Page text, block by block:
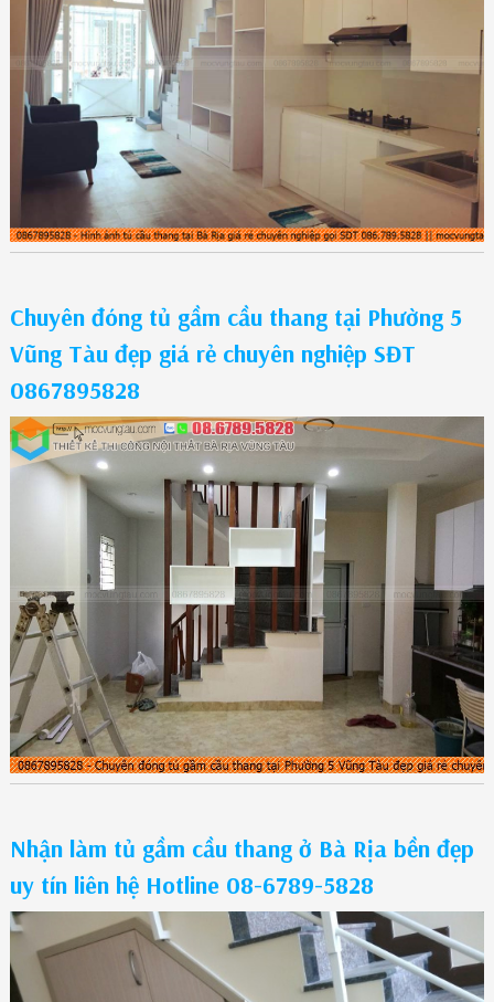
Chuyên đóng tủ gầm cầu thang tại Phường 5
Vũng Tàu đẹp giá rẻ chuyên nghiệp SĐT
0867895828
Nhận làm tủ gầm cầu thang ở Bà Rịa bền đẹp
uy tín liên hệ Hotline 08-6789-5828